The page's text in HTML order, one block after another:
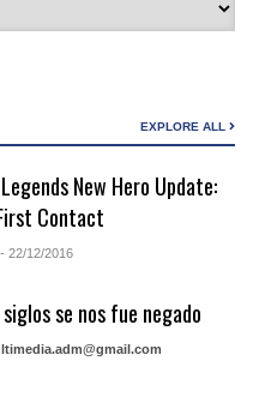
EXPLORE ALL
New Hero Update:
Contact
- 22/12/2016
se nos fue negado